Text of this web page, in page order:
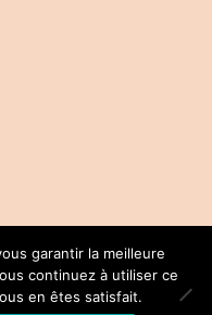
garantir la meilleure
continuez à utiliser ce
en êtes satisfait.